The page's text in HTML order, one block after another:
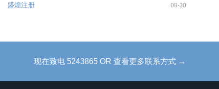
盛煌注册 08-30
现在致电 5243865 OR 查看更多联系方式 →